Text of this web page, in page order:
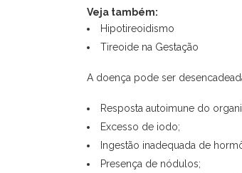
Veja também:
Hipotireoidismo
Tireoide na Gestação
A doença pode ser
Resposta autoimune do
Excesso de iodo;
Ingestão inadequada de
Presença de nódulos;